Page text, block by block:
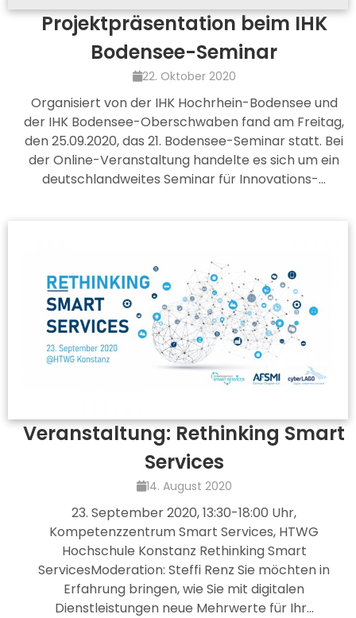
Projektpräsentation beim IHK
Bodensee-Seminar
22. Oktober 2020
Organisiert von der IHK Hochrhein-Bodensee und
der IHK Bodensee-Oberschwaben fand am Freitag,
den 25.09.2020, das 21. Bodensee-Seminar statt. Bei
der Online-Veranstaltung handelte es sich um ein
deutschlandweites Seminar für Innovations-…
Veranstaltung: Rethinking Smart
Services
14. August 2020
23. September 2020, 13:30-18:00 Uhr,
Kompetenzzentrum Smart Services, HTWG
Hochschule Konstanz Rethinking Smart
ServicesModeration: Steffi Renz Sie möchten in
Erfahrung bringen, wie Sie mit digitalen
Dienstleistungen neue Mehrwerte für Ihr…